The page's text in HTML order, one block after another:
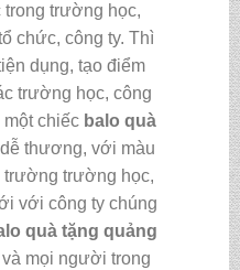
trong trường học,
chức, công ty. Thì
dụng, tạo điểm
trường học, công
chiếc balo quà
thương, với màu
trường trường học,
với công ty chúng
quà tặng quảng
mọi người trong